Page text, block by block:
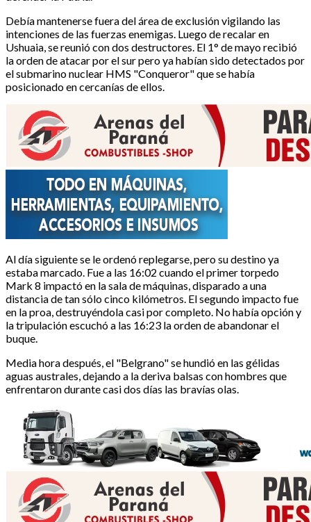
Debía mantenerse fuera del área de exclusión vigilando las
intenciones de las fuerzas enemigas. Luego de recalar en
Ushuaia, se reunió con dos destructores. El 1° de mayo recibió
la orden de atacar por el sur pero ya habían sido detectados por
el submarino nuclear HMS "Conqueror" que se había
posicionado en cercanías de ellos.
Al día siguiente se le ordenó replegarse, pero su destino ya
estaba marcado. Fue a las 16:02 cuando el primer torpedo
Mark 8 impactó en la sala de máquinas, disparado a una
distancia de tan sólo cinco kilómetros. El segundo impacto fue
en la proa, destruyéndola casi por completo. No había opción y
la tripulación escuchó a las 16:23 la orden de abandonar el
buque.
Media hora después, el "Belgrano" se hundió en las gélidas
aguas australes, dejando a la deriva balsas con hombres que
enfrentaron durante casi dos días las bravías olas.